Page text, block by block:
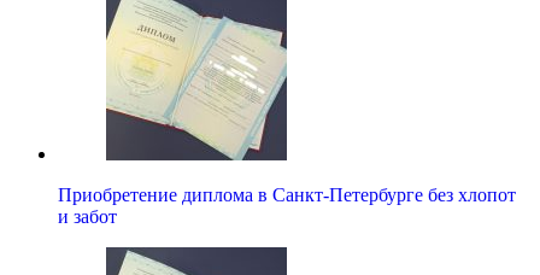
Приобретение диплома в Санкт-Петербурге без хлопот
и забот